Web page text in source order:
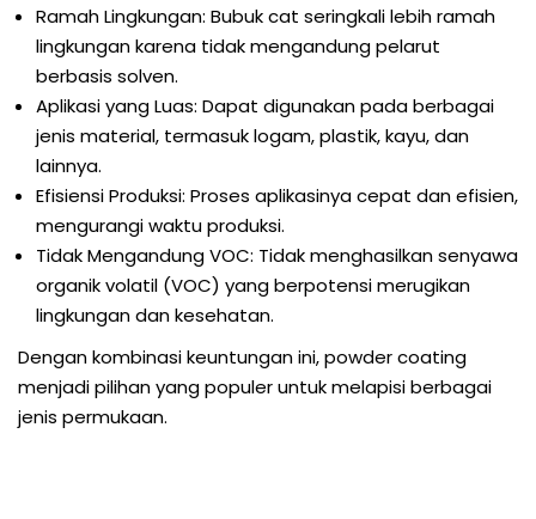
Ramah Lingkungan: Bubuk cat seringkali lebih ramah
lingkungan karena tidak mengandung pelarut
berbasis solven.
Aplikasi yang Luas: Dapat digunakan pada berbagai
jenis material, termasuk logam, plastik, kayu, dan
lainnya.
Efisiensi Produksi: Proses aplikasinya cepat dan efisien,
mengurangi waktu produksi.
Tidak Mengandung VOC: Tidak menghasilkan senyawa
organik volatil (VOC) yang berpotensi merugikan
lingkungan dan kesehatan.
Dengan kombinasi keuntungan ini, powder coating
menjadi pilihan yang populer untuk melapisi berbagai
jenis permukaan.